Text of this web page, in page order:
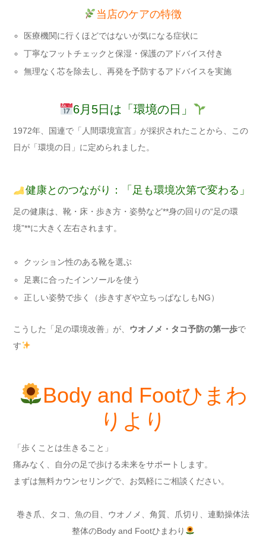
当店のケアの特徴
医療機関に行くほどではないが気になる症状に
丁寧なフットチェックと保湿・保護のアドバイス付き
無理なく芯を除去し、再発を予防するアドバイスを実施
6月5日は「環境の日」
1972年、国連で「人間環境宣言」が採択されたことから、この
日が「環境の日」に定められました。
健康とのつながり：「足も環境次第で変わる」
足の健康は、靴・床・歩き方・姿勢など**身の回りの“足の環
境”**に大きく左右されます。
クッション性のある靴を選ぶ
足裏に合ったインソールを使う
正しい姿勢で歩く（歩きすぎや立ちっぱなしもNG）
こうした「足の環境改善」が、 ウオノメ・タコ予防の第一歩で
す
Body and Footひまわ
りより
「歩くことは生きること」
痛みなく、自分の足で歩ける未来をサポートします。
まずは無料カウンセリングで、お気軽にご相談ください。
巻き爪、タコ、魚の目、ウオノメ、角質、爪切り、連動操体法
整体のBody and Footひまわり